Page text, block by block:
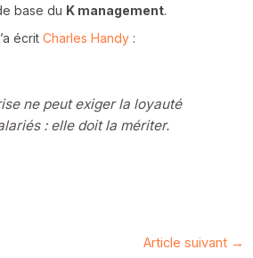
base du K management.
écrit Charles Handy :
ne peut exiger la loyauté
: elle doit la mériter.
Article suivant →